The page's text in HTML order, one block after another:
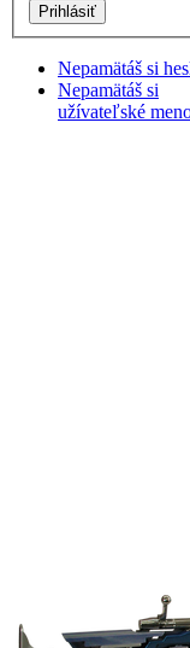
Nepamätáš si
Nepamätáš si
užívateľské